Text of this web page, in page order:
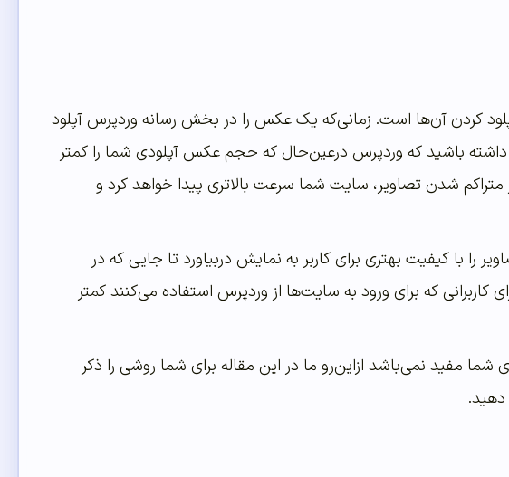
کردن آن‌ها است. زمانی‌که یک عکس را در بخش رسانه وردپرس آپلود
باشید که وردپرس درعین‌حال که حجم عکس آپلودی شما را کمتر
خواهد بود. بعد از متراکم شدن تصاویر، سایت شما سرعت بالاتری پیدا خواهد کرد و
با کیفیت بهتری برای کاربر به نمایش دربیاورد تا جایی که در
شما برای کاربرانی که برای ورود به سایت‌ها از وردپرس استفاده می‌کنند کمتر
شما مفید نمی‌باشد ازاین‌رو ما در این مقاله برای شما روشی را ذکر
دهید.